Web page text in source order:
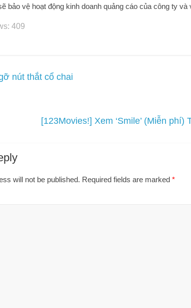
bảo vệ hoạt động kinh doanh quảng cáo của công ty
409
nút thắt cổ chai
[123Movies!] Xem ‘Smile’ (Miễn
will not be published. Required fields are marked *